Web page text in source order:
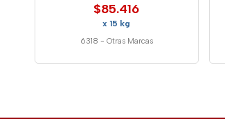
$85.416
x 15 kg
6318 - Otras Marcas